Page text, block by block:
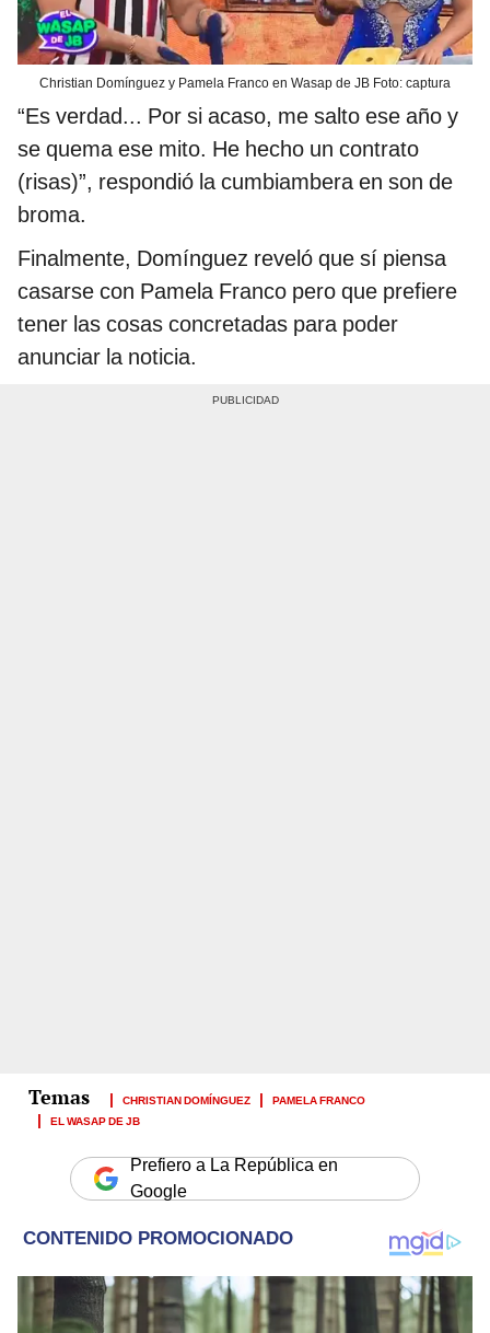
Christian Domínguez y Pamela Franco en Wasap de JB Foto: captura
“Es verdad... Por si acaso, me salto ese año y
se quema ese mito. He hecho un contrato
(risas)”, respondió la cumbiambera en son de
broma.
Finalmente, Domínguez reveló que sí piensa
casarse con Pamela Franco pero que prefiere
tener las cosas concretadas para poder
anunciar la noticia.
CHRISTIAN DOMÍNGUEZ
PAMELA FRANCO
EL WASAP DE JB
Prefiero a La República en
Google